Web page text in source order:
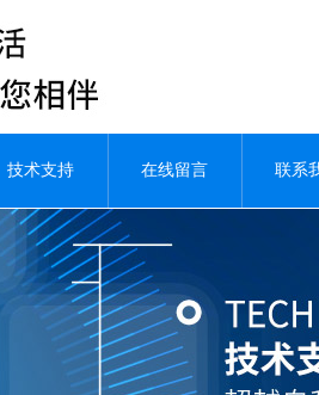
技术支持 在线留言 联系